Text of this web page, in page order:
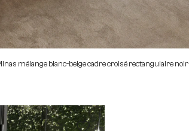
mélange blanc-beige cadre croisé rectangulaire noir